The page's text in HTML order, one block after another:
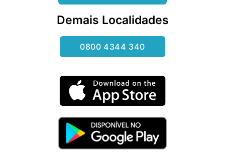
Demais Localidades
0800 4344 340